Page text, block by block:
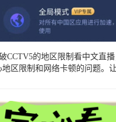
的地区限制看中文直播
区限制和网络卡顿的问题。